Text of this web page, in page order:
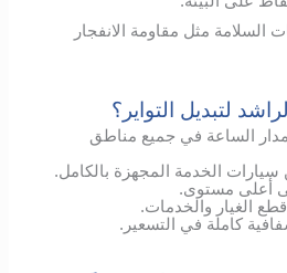
السلامة مثل مقاومة الانفجار
لتبديل التواير؟
الساعة في جميع مناطق
الخدمة المجهزة بالكامل.
أعلى مستوى.
الغيار والخدمات.
كاملة في التسعير.